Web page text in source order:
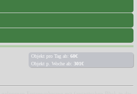
Objekt pro Tag ab: 60€
Objekt p. Woche ab: 301€